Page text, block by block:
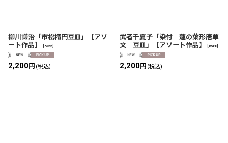
柳川謙治「市松楕円豆皿」【アソ
ート作品】
[6755]
2,200円 (税込)
武者千夏子「染付 蓮の葉形唐草
文 豆皿」【アソート作品】
[6580]
2,200円 (税込)